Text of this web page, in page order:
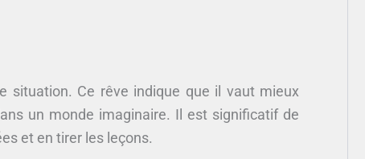
situation. Ce rêve indique que il vaut mieux
un monde imaginaire. Il est significatif de
et en tirer les leçons.